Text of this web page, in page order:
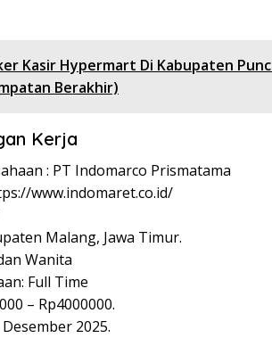
Kasir Hypermart Di Kabupaten
Berakhir)
Kerja
: PT Indomarco Prismatama
www.indomaret.co.id/
Malang, Jawa Timur.
Wanita
Full Time
– Rp4000000.
2025.